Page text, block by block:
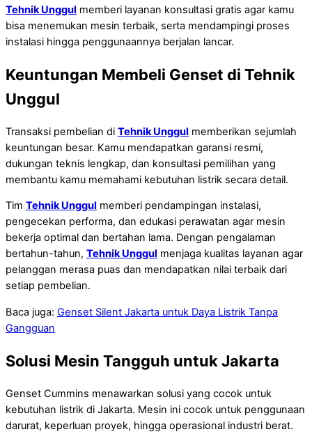
Tehnik Unggul memberi layanan konsultasi gratis agar kamu
bisa menemukan mesin terbaik, serta mendampingi proses
instalasi hingga penggunaannya berjalan lancar.
Keuntungan Membeli Genset di Tehnik
Unggul
Transaksi pembelian di Tehnik Unggul memberikan sejumlah
keuntungan besar. Kamu mendapatkan garansi resmi,
dukungan teknis lengkap, dan konsultasi pemilihan yang
membantu kamu memahami kebutuhan listrik secara detail.
Tim Tehnik Unggul memberi pendampingan instalasi,
pengecekan performa, dan edukasi perawatan agar mesin
bekerja optimal dan bertahan lama. Dengan pengalaman
bertahun-tahun, Tehnik Unggul menjaga kualitas layanan agar
pelanggan merasa puas dan mendapatkan nilai terbaik dari
setiap pembelian.
Baca juga: Genset Silent Jakarta untuk Daya Listrik Tanpa
Gangguan
Solusi Mesin Tangguh untuk Jakarta
Genset Cummins menawarkan solusi yang cocok untuk
kebutuhan listrik di Jakarta. Mesin ini cocok untuk penggunaan
darurat, keperluan proyek, hingga operasional industri berat.